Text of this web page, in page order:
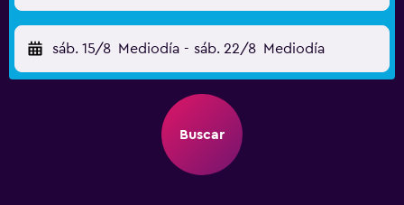
sáb. 15/8 Mediodía - sáb. 22/8 Mediodía
Buscar